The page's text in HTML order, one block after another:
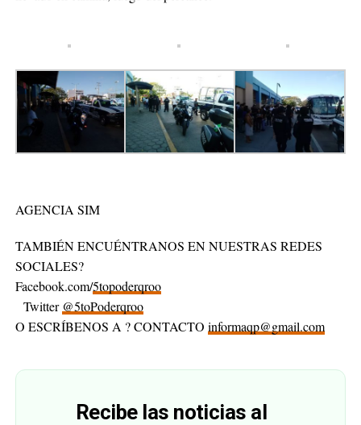
AGENCIA SIM
TAMBIÉN ENCUÉNTRANOS EN NUESTRAS REDES
SOCIALES?
Facebook.com/5topoderqroo
Twitter @5toPoderqroo
O ESCRÍBENOS A ? CONTACTO informaqp@gmail.com
Recibe las noticias al